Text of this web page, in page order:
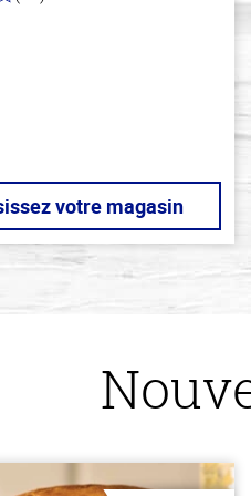
votre magasin